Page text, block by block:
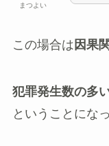
まつよい
この場合は 因果
犯罪発生数の多
ということにな